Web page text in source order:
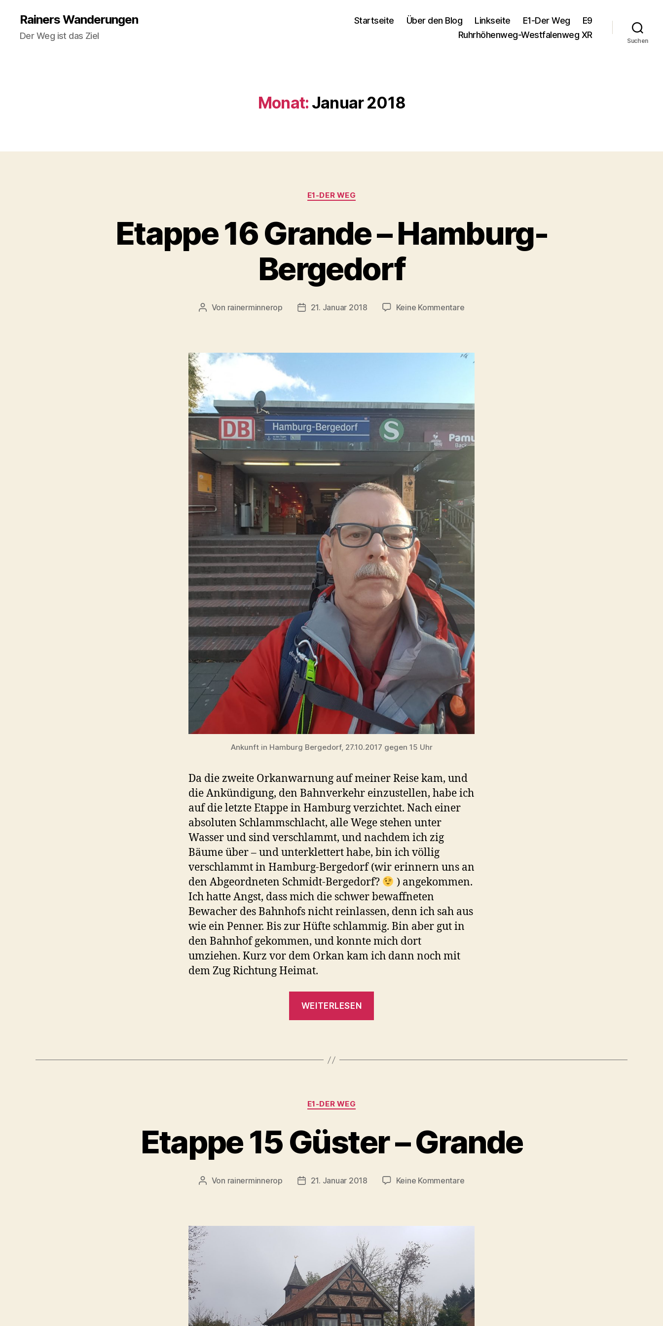
Rainers Wanderungen
Der Weg ist das Ziel
Startseite Über den Blog Linkseite E1-Der Weg
E9
Ruhrhöhenweg-Westfalenweg XR
Suchen
Monat: Januar 2018
Kategorien
E1-DER WEG
Etappe 16 Grande – Hamburg-
Bergedorf
Beitragsautor
Von rainerminnerop Beitragsdatum
21. Januar 2018 Keine Kommentarezu
–
Hamburg-
Ankunft in Hamburg Bergedorf, 27.10.2017 gegen 15 Uhr
Da die zweite Orkanwarnung auf meiner Reise kam, und
die Ankündigung, den Bahnverkehr einzustellen, habe ich
auf die letzte Etappe in Hamburg verzichtet. Nach einer
absoluten Schlammschlacht, alle Wege stehen unter
Wasser und sind verschlammt, und nachdem ich zig
Bäume über – und unterklettert habe, bin ich völlig
verschlammt in Hamburg-Bergedorf (wir erinnern uns an
den Abgeordneten Schmidt-Bergedorf?
) angekommen.
Ich hatte Angst, dass mich die schwer bewaffneten
Bewacher des Bahnhofs nicht reinlassen, denn ich sah aus
wie ein Penner. Bis zur Hüfte schlammig. Bin aber gut in
den Bahnhof gekommen, und konnte mich dort
umziehen. Kurz vor dem Orkan kam ich dann noch mit
dem Zug Richtung Heimat.
WEITERLESEN
Hamburg-
Kategorien
E1-DER WEG
Etappe 15 Güster – Grande
Beitragsautor
Von rainerminnerop Beitragsdatum
21. Januar 2018 Keine Kommentarezu